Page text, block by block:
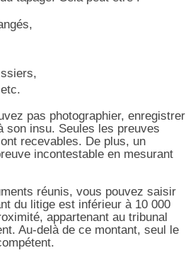
pas photographier, enregistrer
son insu. Seules les preuves
recevables. De plus, un
incontestable en mesurant
réunis, vous pouvez saisir
du litige est inférieur à 10 000
appartenant au tribunal
Au-delà de ce montant, seul le